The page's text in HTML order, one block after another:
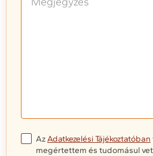
AzAdatkezelési Tájékoztatóban
megértettem és tudomásul